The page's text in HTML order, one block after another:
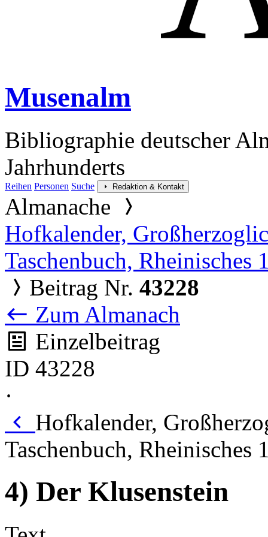
Musenalm
Bibliographie deutscher
Jahrhunderts
Reihen Personen Suche Redaktion & Kontakt
Almanache
Hofkalender,
Taschenbuch, Rheinisches
Beitrag Nr. 43228
Zum Almanach
Einzelbeitrag
ID 43228
·
Hofkalender,
Taschenbuch, Rheinisches
4) Der Klusenstein